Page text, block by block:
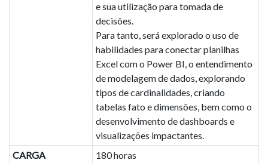
e sua utilização para tomada de
decisões.
Para tanto, será explorado o uso de
habilidades para conectar planilhas
Excel com o Power BI, o entendimento
de modelagem de dados, explorando
tipos de cardinalidades, criando
tabelas fato e dimensões, bem como o
desenvolvimento de dashboards e
visualizações impactantes.
CARGA
180 horas